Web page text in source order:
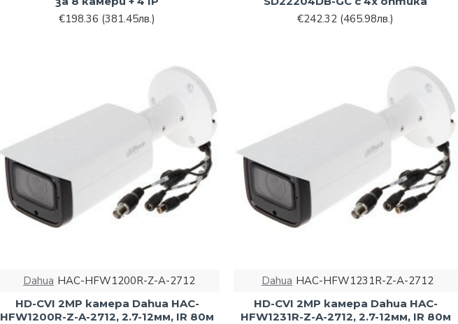
€198.36 (381.45лв.) €242.32 (465.98лв.)
Dahua HAC-HFW1200R-Z-A-2712
HD-CVI 2MP камера Dahua HAC-
HFW1200R-Z-A-2712, 2.7-12мм, IR 80м
Dahua HAC-HFW1231R-Z-A-2712
HD-CVI 2MP камера Dahua HAC-
HFW1231R-Z-A-2712, 2.7-12мм, IR 80м